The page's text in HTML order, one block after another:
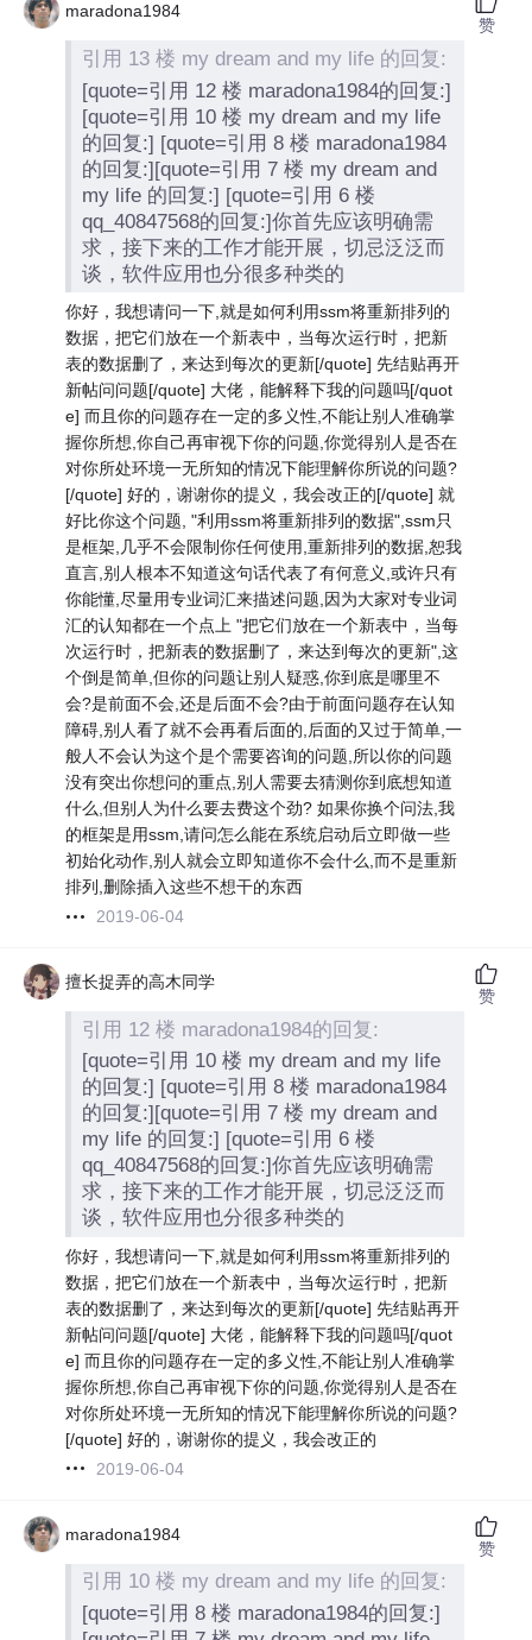
maradona1984
引用 13 楼 my dream and my life 的回复:
[quote=引用 12 楼 maradona1984的回复:]
[quote=引用 10 楼 my dream and my life
的回复:] [quote=引用 8 楼 maradona1984
的回复:][quote=引用 7 楼 my dream and
my life 的回复:] [quote=引用 6 楼
qq_40847568的回复:]你首先应该明确需
求，接下来的工作才能开展，切忌泛泛而
谈，软件应用也分很多种类的
你好，我想请问一下,就是如何利用ssm将重新排列的
数据，把它们放在一个新表中，当每次运行时，把新
表的数据删了，来达到每次的更新[/quote] 先结贴再开
新帖问问题[/quote] 大佬，能解释下我的问题吗[/quot
e] 而且你的问题存在一定的多义性,不能让别人准确掌
握你所想,你自己再审视下你的问题,你觉得别人是否在
对你所处环境一无所知的情况下能理解你所说的问题?
[/quote] 好的，谢谢你的提义，我会改正的[/quote] 就
好比你这个问题, "利用ssm将重新排列的数据",ssm只
是框架,几乎不会限制你任何使用,重新排列的数据,恕我
直言,别人根本不知道这句话代表了有何意义,或许只有
你能懂,尽量用专业词汇来描述问题,因为大家对专业词
汇的认知都在一个点上 "把它们放在一个新表中，当每
次运行时，把新表的数据删了，来达到每次的更新",这
个倒是简单,但你的问题让别人疑惑,你到底是哪里不
会?是前面不会,还是后面不会?由于前面问题存在认知
障碍,别人看了就不会再看后面的,后面的又过于简单,一
般人不会认为这个是个需要咨询的问题,所以你的问题
没有突出你想问的重点,别人需要去猜测你到底想知道
什么,但别人为什么要去费这个劲? 如果你换个问法,我
的框架是用ssm,请问怎么能在系统启动后立即做一些
初始化动作,别人就会立即知道你不会什么,而不是重新
排列,删除插入这些不想干的东西
2019-06-04
赞
擅长捉弄的高木同学
引用 12 楼 maradona1984的回复:
[quote=引用 10 楼 my dream and my life
的回复:] [quote=引用 8 楼 maradona1984
的回复:][quote=引用 7 楼 my dream and
my life 的回复:] [quote=引用 6 楼
qq_40847568的回复:]你首先应该明确需
求，接下来的工作才能开展，切忌泛泛而
谈，软件应用也分很多种类的
你好，我想请问一下,就是如何利用ssm将重新排列的
数据，把它们放在一个新表中，当每次运行时，把新
表的数据删了，来达到每次的更新[/quote] 先结贴再开
新帖问问题[/quote] 大佬，能解释下我的问题吗[/quot
e] 而且你的问题存在一定的多义性,不能让别人准确掌
握你所想,你自己再审视下你的问题,你觉得别人是否在
对你所处环境一无所知的情况下能理解你所说的问题?
[/quote] 好的，谢谢你的提义，我会改正的
2019-06-04
赞
maradona1984
引用 10 楼 my dream and my life 的回复:
[quote=引用 8 楼 maradona1984的回复:]
赞